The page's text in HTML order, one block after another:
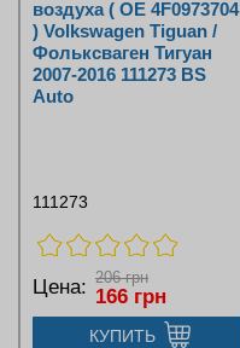
воздуха ( OE 4F0973704
) Volkswagen Tiguan /
Фольксваген Тигуан
2007-2016 111273 BS
Auto
111273
Цена: 206 грн
166 грн
КУПИТЬ